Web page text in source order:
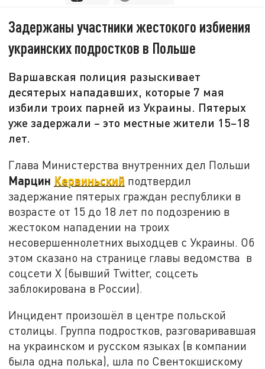
Задержаны участники жестокого избиения
украинских подростков в Польше
Варшавская полиция разыскивает
десятерых нападавших, которые 7 мая
избили троих парней из Украины. Пятерых
уже задержали – это местные жители 15–18
лет.
Глава Министерства внутренних дел Польши
Марцин Кервиньский подтвердил
задержание пятерых граждан республики в
возрасте от 15 до 18 лет по подозрению в
жестоком нападении на троих
несовершеннолетних выходцев с Украины. Об
этом сказано на странице главы ведомства в
соцсети X (бывший Twitter, соцсеть
заблокирована в России).
Инцидент произошёл в центре польской
столицы. Группа подростков, разговаривавшая
на украинском и русском языках (в компании
была одна полька), шла по Свентокшискому